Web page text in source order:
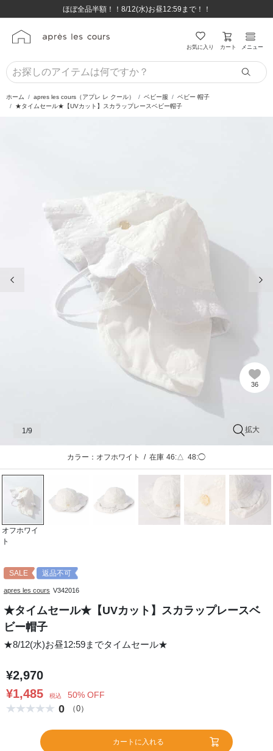
8,800円(税込)以上のお買い物で送料無料♪
ほぼ全品半額！！8/12(水)お昼12:59まで！！
8,800円(税込)以上のお買い物で送料無料♪
ほぼ全品半額！！8/12(水)お昼12:59まで！！
お気に入り カート メニュー
ホーム apres les cours（アプレ レ クール） ベビー服
ベビー 帽子
★タイムセール★【UVカット】スカラップレースベビー帽子
36
拡大
1/9
カラー：オフホワイト / 在庫 46:△ 48:◯
オフホワイ
ト
SALE 返品不可
apres les cours V342016
★タイムセール★【UVカット】スカラップレースベ
ビー帽子
★8/12(水)お昼12:59までタイムセール★
¥2,970
¥1,485
税込 50% OFF
0 （0）
カートに入れる